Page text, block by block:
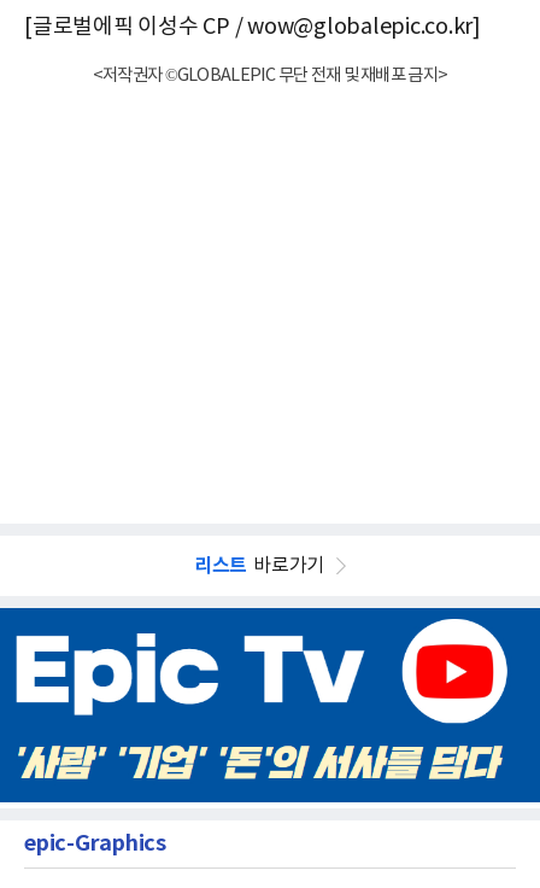
[글로벌에픽 이성수 CP / wow@globalepic.co.kr]
<저작권자 ©GLOBALEPIC 무단 전재 및 재배포 금지>
리스트 바로가기
epic-Graphics